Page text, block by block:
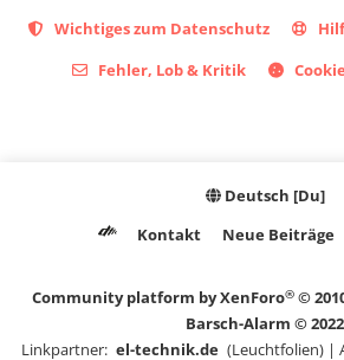
Wichtiges zum Datenschutz
Fehler, Lob & Kritik
Deutsch [Du]
Kontakt
Neue Beiträge
Community platform by XenForo® ©
Barsch-Alarm © 2022
Linkpartner: el-technik.de (Leuchtfolien) |